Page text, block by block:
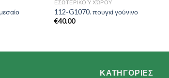
ΕΣΩΤΕΡΙΚΟΎ ΧΏΡΟΥ
112-G1070. πουγκί γούνινο
€40.00
ΚΑΤΗΓΟΡΙΕΣ